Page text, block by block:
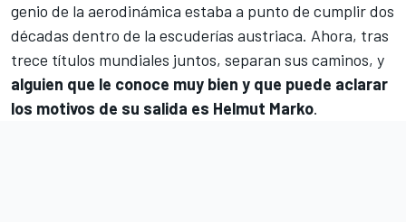
genio de la aerodinámica estaba a punto de cumplir dos
décadas dentro de la escuderías austriaca. Ahora, tras
trece títulos mundiales juntos, separan sus caminos, y
alguien que le conoce muy bien y que puede aclarar
los motivos de su salida es Helmut Marko.